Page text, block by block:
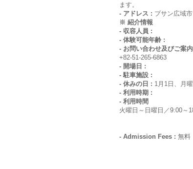
ます。
- アドレス : プサン広域
※ 紹介情報
- 収容人員 :
- 体験可能年齢 :
- お問い合わせ及びご案内
+82-51-265-6863
- 開場日 :
- 駐車施設 :
- 休みの日 : 1月1日、月
- 利用時期 :
- 利用時間
火曜日～日曜日／9:00～
- Admission Fees : 無料